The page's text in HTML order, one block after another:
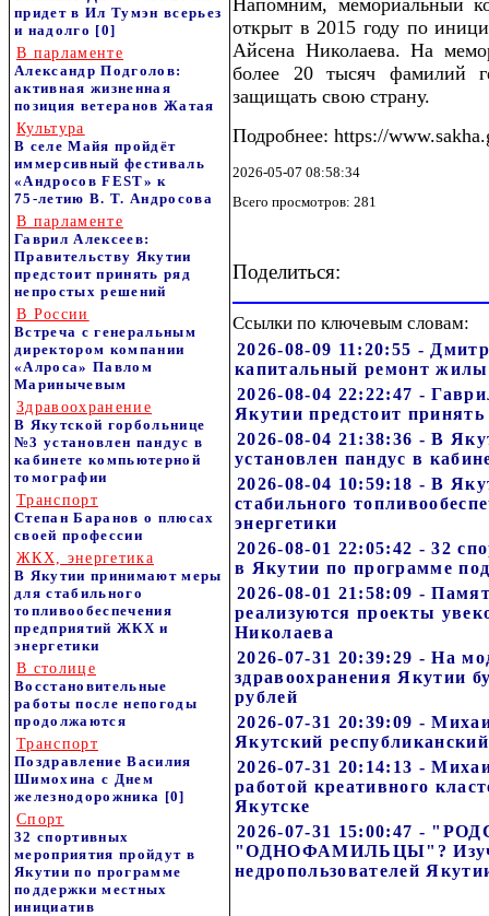
придет в Ил Тумэн всерьез
и надолго [0]
В парламенте
Александр Подголов:
активная жизненная
позиция ветеранов Жатая
Культура
В селе Майя пройдёт
иммерсивный фестиваль
«Андросов FEST» к
75‑летию В. Т. Андросова
В парламенте
Гаврил Алексеев:
Правительству Якутии
предстоит принять ряд
непростых решений
В России
Встреча с генеральным
директором компании
«Алроса» Павлом
Маринычевым
Здравоохранение
В Якутской горбольнице
№3 установлен пандус в
кабинете компьютерной
томографии
Транспорт
Степан Баранов о плюсах
своей профессии
ЖКХ, энергетика
В Якутии принимают меры
для стабильного
топливообеспечения
предприятий ЖКХ и
энергетики
В столице
Восстановительные
работы после непогоды
продолжаются
Транспорт
Поздравление Василия
Шимохина с Днем
железнодорожника [0]
Спорт
32 спортивных
мероприятия пройдут в
Якутии по программе
поддержки местных
инициатив
Напомним, мемориальный
открыт в 2015 году по
Айсена Николаева. На
более 20 тысяч фамилий
защищать свою страну.
Подробнее: https://
2026-05-07 08:58:34
Всего просмотров: 281
Поделиться:
Ссылки по ключевым словам:
2026-08-09 11:20:55 -
капитальный ремонт
2026-08-04 22:22:47 -
Якутии предстоит
2026-08-04 21:38:36 - В
установлен пандус в
2026-08-04 10:59:18 - В
стабильного
энергетики
2026-08-01 22:05:42 - 32
в Якутии по программе
2026-08-01 21:58:09 -
реализуются проекты
Николаева
2026-07-31 20:39:29 - На
здравоохранения Якутии
рублей
2026-07-31 20:39:09 -
Якутский
2026-07-31 20:14:13 -
работой креативного
Якутске
2026-07-31 15:00:47 -
"ОДНОФАМИЛЬЦЫ"?
недропользователей